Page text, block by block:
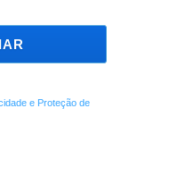
e Proteção de